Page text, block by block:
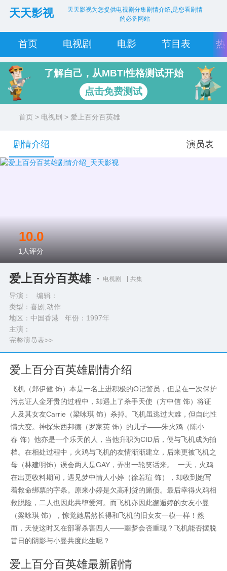
天天影视
天天影视为您提供电视剧分集剧情介绍,是您看剧情
的必备网站
首页 电视剧 电影 节目表
了解自己，从MBTI性格测试开始
点击免费测试
首页 > 电视剧 > 爱上百分百英雄
剧情介绍 演员表
爱上百分百英雄 电视剧 共集
导演： 编辑：
类型： 喜剧,动作
地区：中国香港 年份： 1997年
主演：
完整演员表>>
10.0
1 人评分
爱上百分百英雄剧情介绍
飞机（郑伊健 饰）本是一名上进积极的O记警员，但是在一次保护
污点证人金牙贵的过程中，却遇上了杀手天使（方中信 饰）将证
人及其女友Carrie（梁咏琪 饰）杀掉。飞机虽逃过大难，但自此性
情大变。神探朱西邦德（罗家英 饰）的儿子——朱火鸡（陈小
春 饰）他亦是一个乐天的人，当他升职为CID后，便与飞机成为拍
档。在相处过程中，火鸡与飞机的友情渐渐建立，后来更被飞机之
母（林建明饰）误会两人是GAY，弄出一轮笑话来。 一天，火鸡
在出更收料期间，遇见梦中情人小婷（徐若瑄 饰），却收到她写
着救命绑票的字条。原来小婷是欠高利贷的赌债。最后幸得火鸡相
救脱险，二人也因此共堕爱河。而飞机亦因此邂逅婷的女友小曼
（梁咏琪 饰），惊觉她居然长得和飞机的旧女友一模一样！然
而，天使这时又在部署杀害四人——噩梦会否重现？飞机能否摆脱
昔日的阴影与小曼共度此生呢？
爱上百分百英雄最新剧情